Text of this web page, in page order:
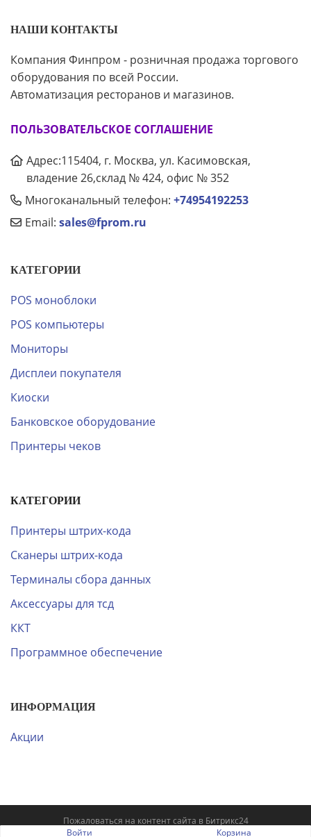
Войти Корзина
НАШИ КОНТАКТЫ
Компания Финпром - розничная продажа торгового
оборудования по всей России.
Автоматизация ресторанов и магазинов.
ПОЛЬЗОВАТЕЛЬСКОЕ СОГЛАШЕНИЕ
Адрес:115404, г. Москва, ул. Касимовская,
владение 26,склад № 424, офис № 352
Многоканальный телефон: +74954192253
Email: sales@fprom.ru
КАТЕГОРИИ
POS моноблоки
POS компьютеры
Мониторы
Дисплеи покупателя
Киоски
Банковское оборудование
Принтеры чеков
КАТЕГОРИИ
Принтеры штрих-кода
Сканеры штрих-кода
Терминалы сбора данных
Аксессуары для тсд
ККТ
Программное обеспечение
ИНФОРМАЦИЯ
Акции
Пожаловаться на контент cайта в Битрикс24